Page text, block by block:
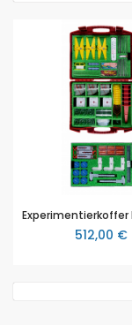
512,00 €